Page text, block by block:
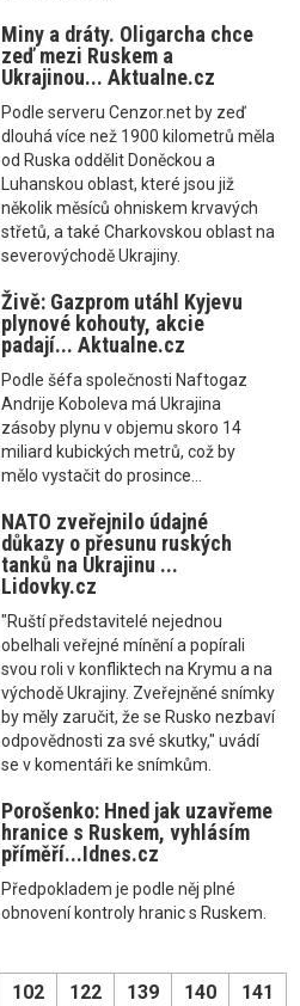
Miny a dráty. Oligarcha chce
zeď mezi Ruskem a
Ukrajinou... Aktualne.cz
Podle serveru Cenzor.net by zeď
dlouhá více než 1900 kilometrů měla
od Ruska oddělit Doněckou a
Luhanskou oblast, které jsou již
několik měsíců ohniskem krvavých
střetů, a také Charkovskou oblast na
severovýchodě Ukrajiny.
Živě: Gazprom utáhl Kyjevu
plynové kohouty, akcie
padají... Aktualne.cz
Podle šéfa společnosti Naftogaz
Andrije Koboleva má Ukrajina
zásoby plynu v objemu skoro 14
miliard kubických metrů, což by
mělo vystačit do prosince...
NATO zveřejnilo údajné
důkazy o přesunu ruských
tanků na Ukrajinu ...
Lidovky.cz
"Ruští představitelé nejednou
obelhali veřejné mínění a popírali
svou roli v konfliktech na Krymu a na
východě Ukrajiny. Zveřejněné snímky
by měly zaručit, že se Rusko nezbaví
odpovědnosti za své skutky," uvádí
se v komentáři ke snímkům.
Porošenko: Hned jak uzavřeme
hranice s Ruskem, vyhlásím
příměří...Idnes.cz
Předpokladem je podle něj plné
obnovení kontroly hranic s Ruskem.
102 122 139 140
141